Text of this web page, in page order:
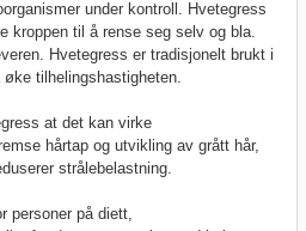
under kontroll. Hvetegress
kroppen til å rense seg selv og bla.
Hvetegress er tradisjonelt brukt i
tilhelingshastigheten.
at det kan virke
hårtap og utvikling av grått hår,
strålebelastning.
personer på diett,